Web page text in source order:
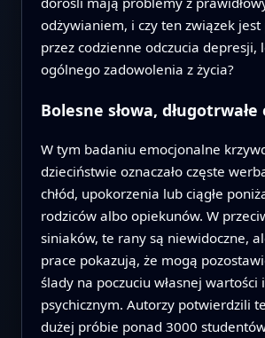
odżywianiem, i czy ten związek
przez codzienne odczucia depresji,
ogólnego zadowolenia z życia?
Bolesne słowa, długotrwałe
W tym badaniu emocjonalne
dzieciństwie oznaczało częste
chłód, upokorzenia lub ciągłe
rodziców albo opiekunów. W
siniaków, te rany są niewidoczne,
prace pokazują, że mogą
ślady na poczuciu własnej wartości
psychicznym. Autorzy potwierdzili
dużej próbie ponad 3000